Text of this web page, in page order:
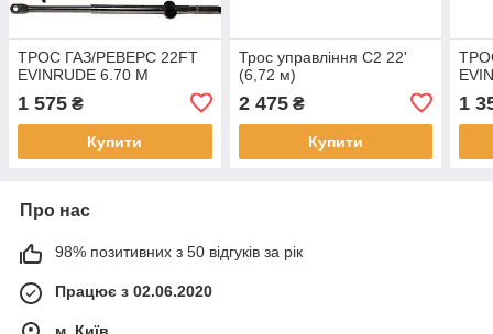
ТРОС ГАЗ/РЕВЕРС 22FT
EVINRUDE 6.70 М
1 575 ₴
Купити
Трос управління C2 22'
(6,72 м)
2 475₴
Купити
1
Про нас
98% позитивних з 50 відгуків за рік
Працює з 02.06.2020